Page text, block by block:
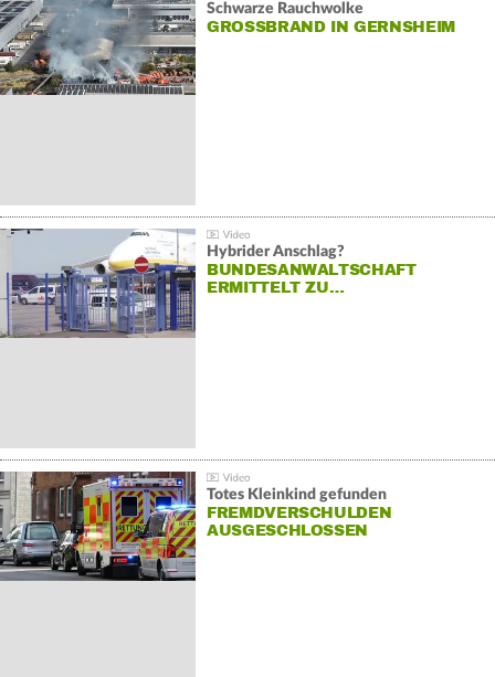
Schwarze Rauchwolke
GROSSBRAND IN GERNSHEIM
Hybrider Anschlag?
BUNDESANWALTSCHAFT
ERMITTELT ZU…
Totes Kleinkind gefunden
FREMDVERSCHULDEN
AUSGESCHLOSSEN